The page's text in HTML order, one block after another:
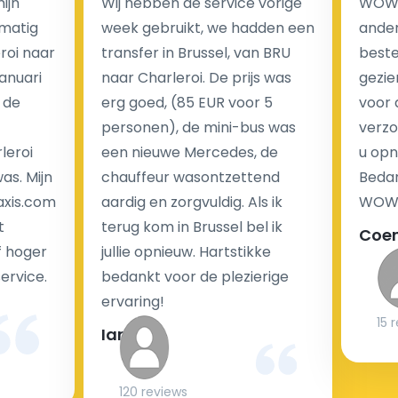
luchthaventaxi's is een vast tarief voor uw rit. In
tegenstelling tot traditionele taxi's met taxameter
brengen wij u geen extra kosten in rekening voor de
nachtrit.
We hebben geen ophaaltarief of extra kosten voor
wachttijd als uw vlucht vertraging heeft.
Kijk op onze website voor meer informatie over uw
transferkosten. Ons boekingsformulier bevat alle
mogelijke extra's die u kunt kiezen en de prijs die u
krijgt is transparant voor een passagier en een
Kan taxi transfer bij aankomst op de luchthaven
gereserveerd worden?
naar
Mijn
hoger
week gebruikt, we hadden een
transfer in Brussel, van BRU
naar Charleroi. De prijs was
erg goed, (85 EUR voor 5
personen), de mini-bus was
een nieuwe Mercedes, de
chauffeur wasontzettend
aardig en zorgvuldig. Als ik
terug kom in Brussel bel ik
jullie opnieuw. Hartstikke
bedankt voor de plezierige
ervaring!
Ian
120 reviews
voor
u
15